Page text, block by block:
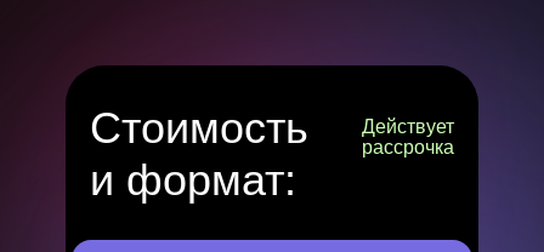
Стоимость
и формат:
Действует
рассрочка